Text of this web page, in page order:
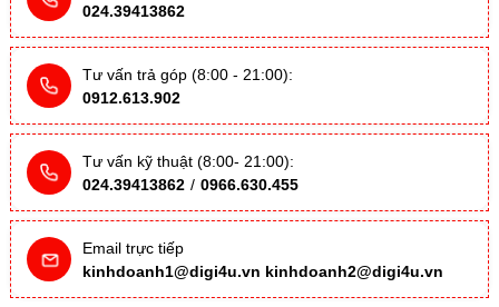
024.39413862
Tư vấn trả góp (8:00 - 21:00):
0912.613.902
Tư vấn kỹ thuật (8:00- 21:00):
024.39413862 / 0966.630.455
Email trực tiếp
kinhdoanh1@digi4u.vn kinhdoanh2@digi4u.vn